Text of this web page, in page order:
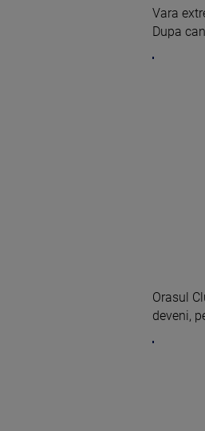
Vara
Dupa
Orasul
deveni,